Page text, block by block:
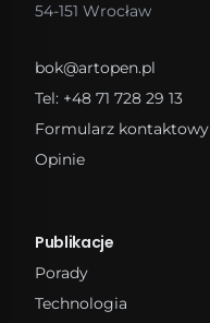
54-151 Wrocław
bok@artopen.pl
Tel: +48 71 728 29 13
Formularz kontaktowy
Opinie
Publikacje
Porady
Technologia